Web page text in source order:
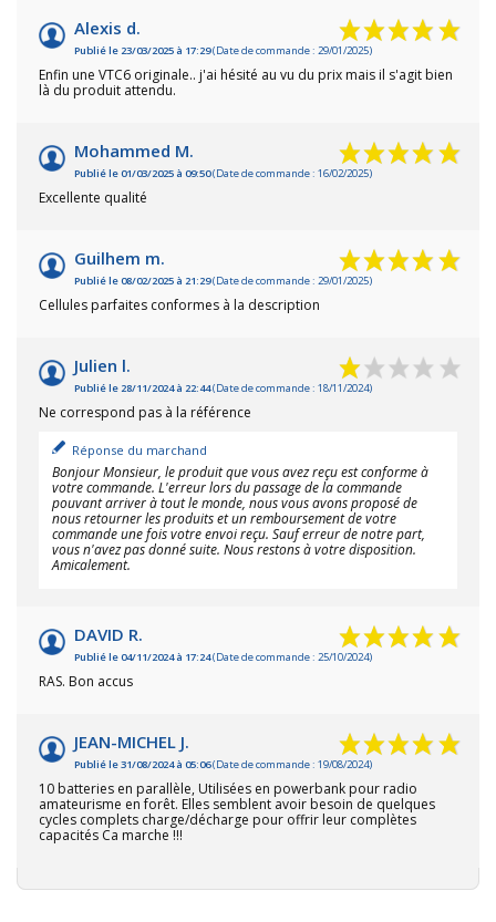
Alexis d.
Publié le 23/03/2025 à 17:29(Date de commande : 29/01/2025)
Enfin une VTC6 originale.. j'ai hésité au vu du prix mais il s'agit bien
là du produit attendu.
Mohammed M.
Publié le 01/03/2025 à 09:50(Date de commande : 16/02/2025)
Excellente qualité
Guilhem m.
Publié le 08/02/2025 à 21:29(Date de commande : 29/01/2025)
Cellules parfaites conformes à la description
Julien l.
Publié le 28/11/2024 à 22:44(Date de commande : 18/11/2024)
Ne correspond pas à la référence
Réponse du marchand
Bonjour Monsieur, le produit que vous avez reçu est conforme à
votre commande. L'erreur lors du passage de la commande
pouvant arriver à tout le monde, nous vous avons proposé de
nous retourner les produits et un remboursement de votre
commande une fois votre envoi reçu. Sauf erreur de notre part,
vous n'avez pas donné suite. Nous restons à votre disposition.
Amicalement.
DAVID R.
Publié le 04/11/2024 à 17:24(Date de commande : 25/10/2024)
RAS. Bon accus
JEAN-MICHEL J.
Publié le 31/08/2024 à 05:06(Date de commande : 19/08/2024)
10 batteries en parallèle, Utilisées en powerbank pour radio
amateurisme en forêt. Elles semblent avoir besoin de quelques
cycles complets charge/décharge pour offrir leur complètes
capacités Ca marche !!!